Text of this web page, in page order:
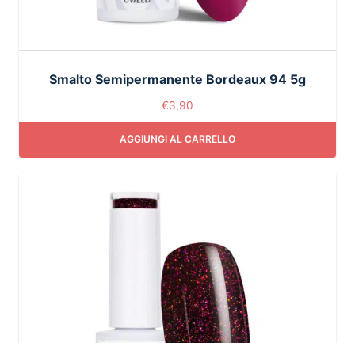
Smalto Semipermanente Bordeaux 94 5g
€3,90
AGGIUNGI AL CARRELLO